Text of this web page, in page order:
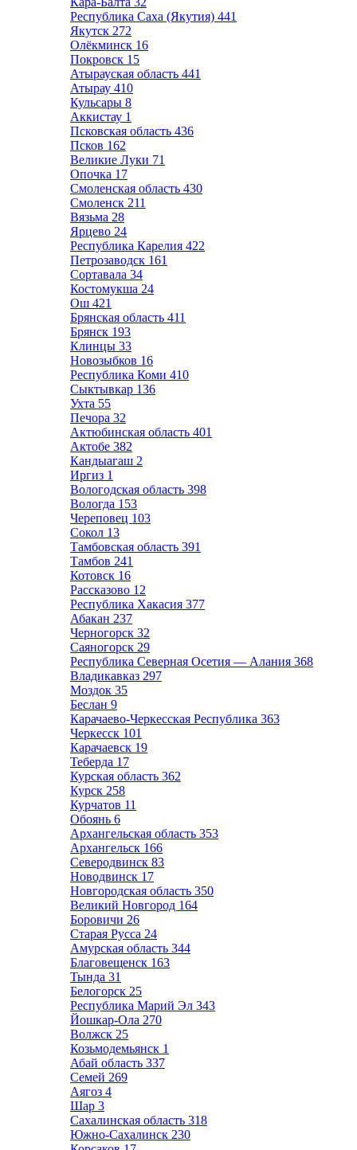
Республика Саха (Якутия) 441
Якутск 272
Олёкминск 16
Покровск 15
Атырауская область 441
Атырау 410
Кульсары 8
Аккистау 1
Псковская область 436
Псков 162
Великие Луки 71
Опочка 17
Смоленская область 430
Смоленск 211
Вязьма 28
Ярцево 24
Республика Карелия 422
Петрозаводск 161
Сортавала 34
Костомукша 24
Ош 421
Брянская область 411
Брянск 193
Клинцы 33
Новозыбков 16
Республика Коми 410
Сыктывкар 136
Ухта 55
Печора 32
Актюбинская область 401
Актобе 382
Кандыагаш 2
Иргиз 1
Вологодская область 398
Вологда 153
Череповец 103
Сокол 13
Тамбовская область 391
Тамбов 241
Котовск 16
Рассказово 12
Республика Хакасия 377
Абакан 237
Черногорск 32
Саяногорск 29
Республика Северная Осетия — Алания 368
Владикавказ 297
Моздок 35
Беслан 9
Карачаево-Черкесская Республика 363
Черкесск 101
Карачаевск 19
Теберда 17
Курская область 362
Курск 258
Курчатов 11
Обоянь 6
Архангельская область 353
Архангельск 166
Северодвинск 83
Новодвинск 17
Новгородская область 350
Великий Новгород 164
Боровичи 26
Старая Русса 24
Амурская область 344
Благовещенск 163
Тында 31
Белогорск 25
Республика Марий Эл 343
Йошкар-Ола 270
Волжск 25
Козьмодемьянск 1
Абай область 337
Семей 269
Аягоз 4
Шар 3
Сахалинская область 318
Южно-Сахалинск 230